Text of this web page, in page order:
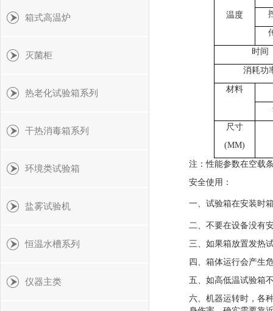
温度
时间
消耗功
材料
尺寸
(MM)
注：性能参数在空载
安全使用：
一、试验箱在安装时
二、不要在设备没有
三、如果箱放置发热
四、箱体运行会产生
五、如高低温试验箱
六、机器运转时，各
箱式高温炉
灭菌柜
热老化试验箱系列
干热消毒箱系列
环境类试验箱
盐雾试验机
恒温水槽系列
仪器主类